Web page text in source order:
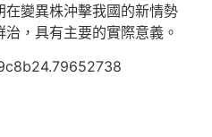
變異株沖擊我國的新情勢
，具有主要的實際意義。